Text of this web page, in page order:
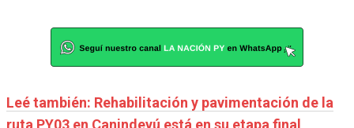
Leé también: Rehabilitación y pavimentación de la
ruta PY03 en Canindeyú está en su etapa final